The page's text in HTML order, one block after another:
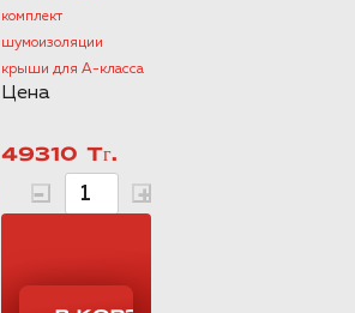
комплект
шумоизоляции
крыши для А-класса
Цена
49310 Тг.